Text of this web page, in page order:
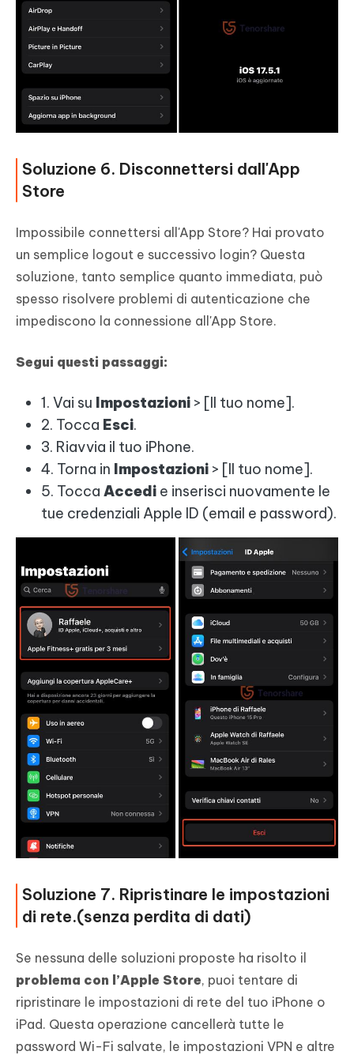
Soluzione 6. Disconnettersi dall'App
Store
Impossibile connettersi all'App Store? Hai provato
un semplice logout e successivo login? Questa
soluzione, tanto semplice quanto immediata, può
spesso risolvere problemi di autenticazione che
impediscono la connessione all'App Store.
Segui questi passaggi:
1. Vai su Impostazioni > [Il tuo nome].
2. Tocca Esci.
3. Riavvia il tuo iPhone.
4. Torna in Impostazioni > [Il tuo nome].
5. Tocca Accedi e inserisci nuovamente le
tue credenziali Apple ID (email e password).
Soluzione 7. Ripristinare le impostazioni
di rete.(senza perdita di dati)
Se nessuna delle soluzioni proposte ha risolto il
problema con l’Apple Store, puoi tentare di
ripristinare le impostazioni di rete del tuo iPhone o
iPad. Questa operazione cancellerà tutte le
password Wi-Fi salvate, le impostazioni VPN e altre